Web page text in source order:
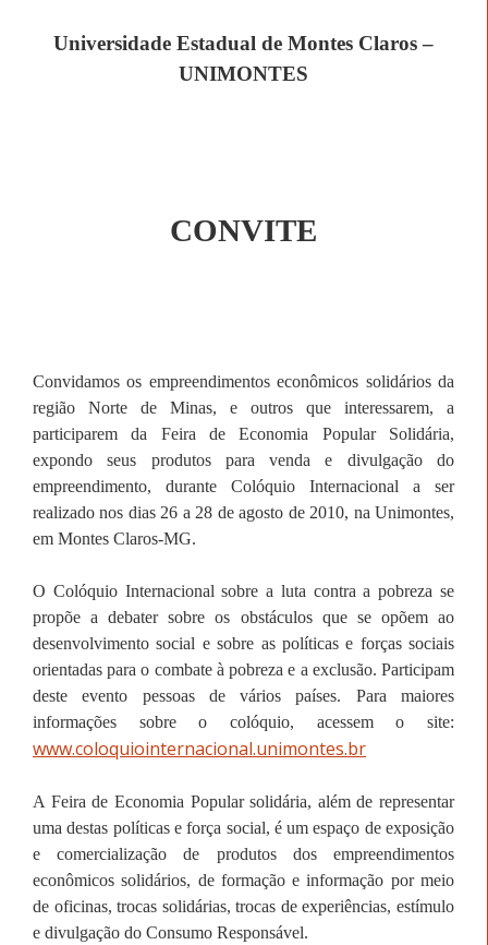
Universidade Estadual de Montes Claros –
UNIMONTES
CONVITE
Convidamos os empreendimentos econômicos solidários da
região Norte de Minas, e outros que interessarem, a
participarem da Feira de Economia Popular Solidária,
expondo seus produtos para venda e divulgação do
empreendimento, durante Colóquio Internacional a ser
realizado nos dias 26 a 28 de agosto de 2010, na Unimontes,
em Montes Claros-MG.
O Colóquio Internacional sobre a luta contra a pobreza se
propõe a debater sobre os obstáculos que se opõem ao
desenvolvimento social e sobre as políticas e forças sociais
orientadas para o combate à pobreza e a exclusão. Participam
deste evento pessoas de vários países. Para maiores
informações sobre o colóquio, acessem o site:
www.coloquiointernacional.unimontes.br
A Feira de Economia Popular solidária, além de representar
uma destas políticas e força social, é um espaço de exposição
e comercialização de produtos dos empreendimentos
econômicos solidários, de formação e informação por meio
de oficinas, trocas solidárias, trocas de experiências, estímulo
e divulgação do Consumo Responsável.